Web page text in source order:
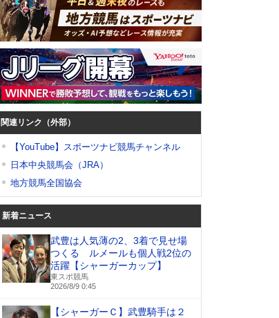
関連リンク（外部）
【YouTube】スポーツナビ競馬チャンネル
日本中央競馬会（JRA）
地方競馬全国協会
新着ニュース
武豊は人気薄の2、3着で見せ場
つくる ルメールも個人戦2位の
活躍【シャーガーカップ】
東スポ競馬
2026/8/9 0:45
【シャーガーＣ】武豊騎手は２